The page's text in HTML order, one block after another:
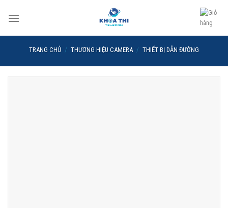
TRANG CHỦ / THƯƠNG HIỆU CAMERA / THIẾT BỊ DẪN ĐƯỜNG